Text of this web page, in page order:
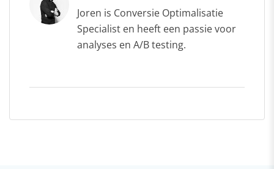
Joren is Conversie Optimalisatie
Specialist en heeft een passie voor
analyses en A/B testing.